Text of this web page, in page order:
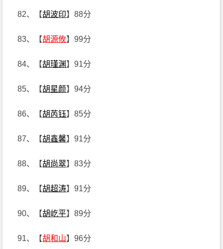
82、【胡波印】88分
83、【胡源攸】99分
84、【胡瑾渊】91分
85、【胡星颜】94分
86、【胡芮钰】85分
87、【胡鑫馨】91分
88、【胡尚翠】83分
89、【胡超涛】91分
90、【胡屹平】89分
91、【胡和山】96分